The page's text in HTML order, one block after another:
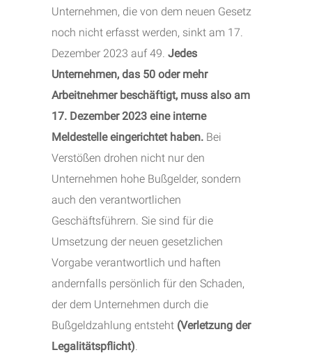
Unternehmen, die von dem neuen Gesetz
noch nicht erfasst werden, sinkt am 17.
Dezember 2023 auf 49. Jedes
Unternehmen, das 50 oder mehr
Arbeitnehmer beschäftigt, muss also am
17. Dezember 2023 eine interne
Meldestelle eingerichtet haben. Bei
Verstößen drohen nicht nur den
Unternehmen hohe Bußgelder, sondern
auch den verantwortlichen
Geschäftsführern. Sie sind für die
Umsetzung der neuen gesetzlichen
Vorgabe verantwortlich und haften
andernfalls persönlich für den Schaden,
der dem Unternehmen durch die
Bußgeldzahlung entsteht (Verletzung der
Legalitätspflicht).